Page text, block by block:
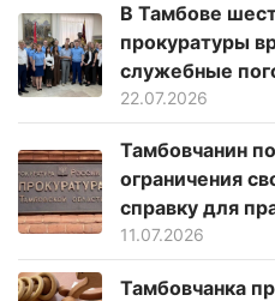
В Тамбове
прокуратуры
служебные
22.07.2026
Тамбовчанин
ограничения
справку для
11.07.2026
Тамбовчанка